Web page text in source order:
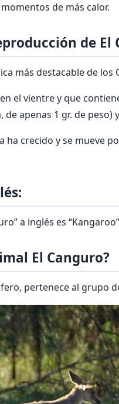
de más calor.
de El
más destacable de los
el vientre y que
apenas 1 gr. de
ha crecido y se mueve
a inglés es
El Canguro?
pertenece al grupo